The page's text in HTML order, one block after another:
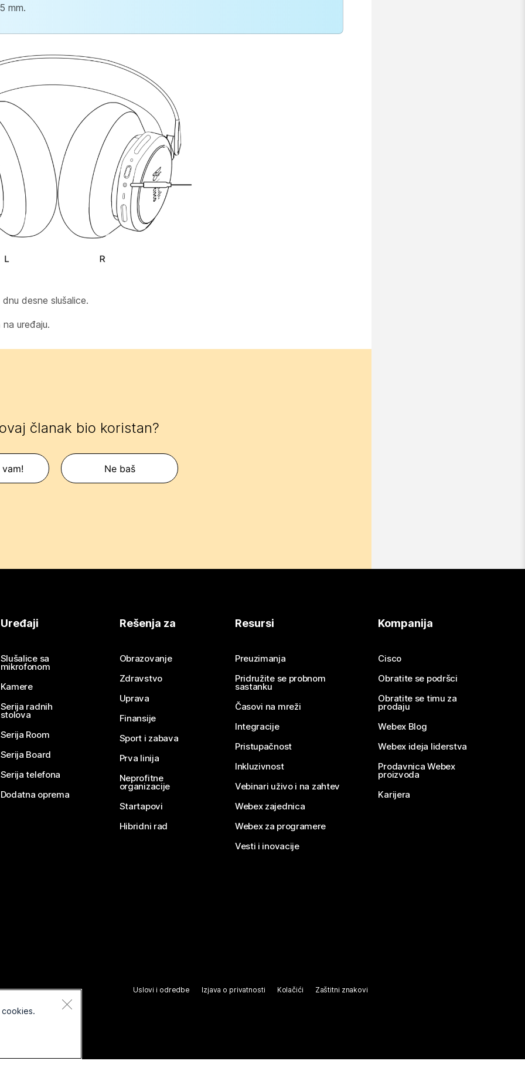
mm.
desne slušalice.
uređaju.
članak bio koristan?
Ne baš
Uređaji
Slušalice sa
mikrofonom
Kamere
Serija radnih
stolova
Serija Room
Serija Board
Serija telefona
Dodatna oprema
Rešenja za
Obrazovanje
Zdravstvo
Uprava
Finansije
Sport i zabava
Prva linija
Neprofitne
organizacije
Startapovi
Hibridni rad
Resursi
Preuzimanja
Pridružite se probnom
sastanku
Časovi na mreži
Integracije
Pristupačnost
Inkluzivnost
Vebinari uživo i na zahtev
Webex zajednica
Webex za programere
Vesti i inovacije
Kompanija
Cisco
Obratite se podršci
Obratite se timu za
prodaju
Webex Blog
Webex ideja liderstva
Prodavnica Webex
proizvoda
Karijera
Uslovi i odredbe Izjava o privatnosti Kolačići Zaštitni znakovi